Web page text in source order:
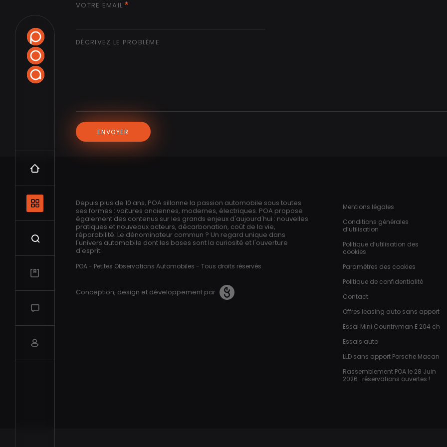
Navigation principale et les catégories
Recherche
Mes vidéos
VOTRE EMAIL
DÉCRIVEZ LE PROBLÈME
ENVOYER
Depuis plus de 10 ans, POA sillonne la passion automobile sous toutes
ses formes : voitures anciennes, modernes, électriques. POA propose
également des contenus sur les grands enjeux d'aujourd'hui : nouvelles
pratiques et nouveaux acteurs, décarbonation, coût de la vie,
réparabilité. Le dénominateur commun ? Un regard unique dans
l'univers automobile dont les bases sont la curiosité et l'ouverture
d'esprit.
POA - Petites Observations Automobiles - Tous droits réservés
Conception, design et développement par
Pied de page
Mentions légales
Conditions générales
d’utilisation
Politique d’utilisation des
cookies
Paramètres des cookies
Politique de confidentialité
Contact
Offres leasing auto sans apport
Essai Mini Countryman E 204 ch
Essais auto
LLD sans apport Porsche Macan
Rassemblement POA le 28 Juin
2026 : réservations ouvertes !